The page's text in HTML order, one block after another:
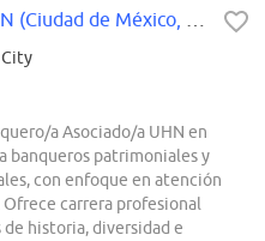
a Asociado/a UHN en
banqueros patrimoniales y
con enfoque en atención
carrera profesional
historia, diversidad e